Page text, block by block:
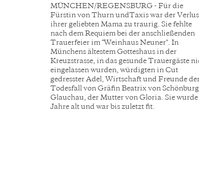
MÜNCHEN/REGENSBURG - Für die
Fürstin von Thurn undTaxis war der
ihrer geliebten Mama zu traurig. Sie fehlte
nach dem Requiem bei der anschließenden
Trauerfeier im "Weinhaus Neuner". In
Münchens ältestem Gotteshaus in der
Kreuzstrasse, in das gesunde Trauergäste
eingelassen wurden, würdigten in Cut
gedresster Adel, Wirtschaft und Freunde
Todesfall von Gräfin Beatrix von
Glauchau, der Mutter von Gloria. Sie
Jahre alt und war bis zuletzt fit.